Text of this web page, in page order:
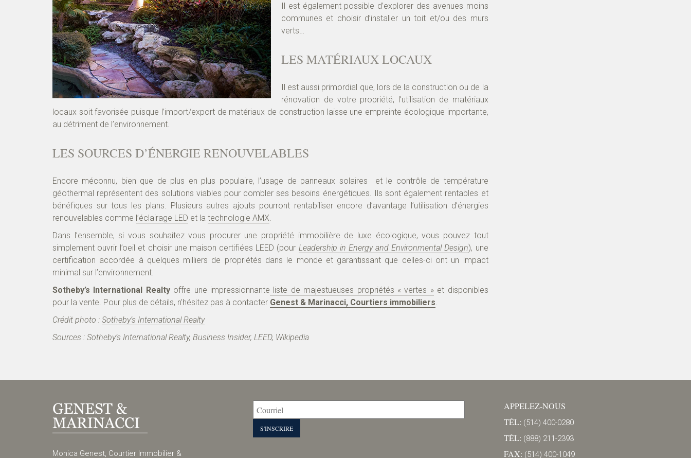
Il est également possible d’explorer des avenues moins
communes et choisir d’installer un toit et/ou des murs
verts…
LES MATÉRIAUX LOCAUX
Il est aussi primordial que, lors de la construction ou de la
rénovation de votre propriété, l’utilisation de matériaux
locaux soit favorisée puisque l’import/export de matériaux de construction laisse une empreinte écologique importante,
au détriment de l’environnement.
LES SOURCES D’ÉNERGIE RENOUVELABLES
Encore méconnu, bien que de plus en plus populaire, l’usage de panneaux solaires et le contrôle de température
géothermal représentent des solutions viables pour combler ses besoins énergétiques. Ils sont également rentables et
bénéfiques sur tous les plans. Plusieurs autres ajouts pourront rentabiliser encore d’avantage l’utilisation d’énergies
renouvelables comme l’éclairage LED et la technologie AMX.
Dans l’ensemble, si vous souhaitez vous procurer une propriété immobilière de luxe écologique, vous pouvez tout
simplement ouvrir l’oeil et choisir une maison certifiées LEED (pour Leadership in Energy and Environmental Design), une
certification accordée à quelques milliers de propriétés dans le monde et garantissant que celles-ci ont un impact
minimal sur l’environnement.
Sotheby’s International Realtyoffre une impressionnante liste de majestueuses propriétés « vertes »et disponibles
pour la vente. Pour plus de détails, n’hésitez pas à contacter Genest & Marinacci, Courtiers immobiliers.
Crédit photo : Sotheby’s International Realty
Sources : Sotheby’s International Realty, Business Insider, LEED, Wikipedia
Monica Genest, Courtier Immobilier &
APPELEZ-NOUS
TÉL: (514) 400-0280
TÉL: (888) 211-2393
FAX: (514) 400-1049